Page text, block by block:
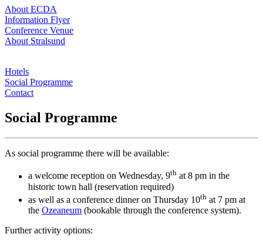
About ECDA
Information Flyer
Conference Venue
About Stralsund
Hotels
Social Programme
Contact
So­cial Pro­gramme
As social programme there will be available:
a welcome reception on Wednesday, 9th at 8 pm in the
historic town hall (reservation required)
as well as a conference dinner on Thursday 10th at 7 pm at
the Ozeaneum (bookable through the conference system).
Further activity options: